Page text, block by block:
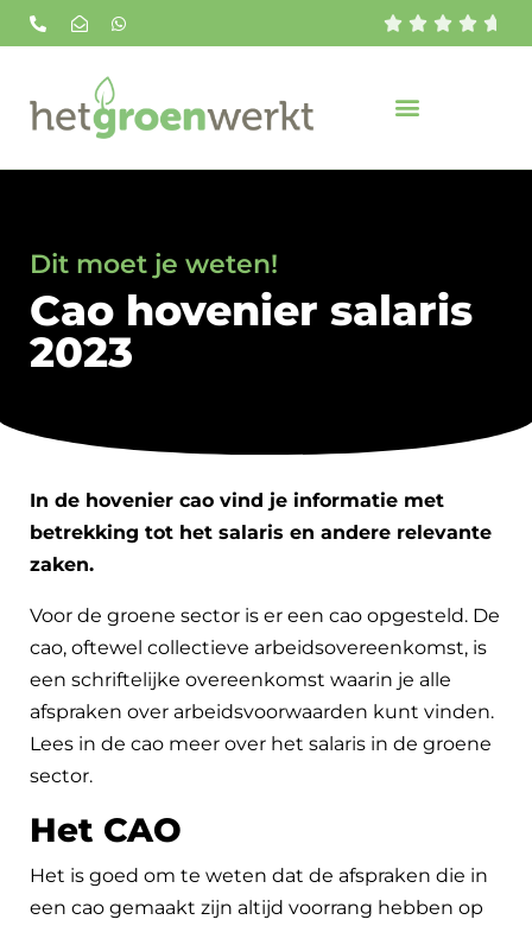
    
Dit moet je weten!
Cao hovenier salaris
2023
In de hovenier cao vind je informatie met
betrekking tot het salaris en andere relevante
zaken.
Voor de groene sector is er een cao opgesteld. De
cao, oftewel collectieve arbeidsovereenkomst, is
een schriftelijke overeenkomst waarin je alle
afspraken over arbeidsvoorwaarden kunt vinden.
Lees in de cao meer over het salaris in de groene
sector.
Het CAO
Het is goed om te weten dat de afspraken die in
een cao gemaakt zijn altijd voorrang hebben op